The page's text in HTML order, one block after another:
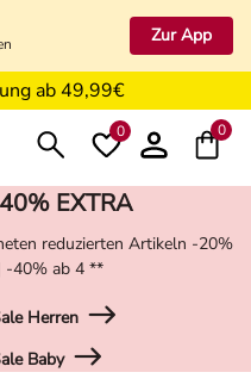
Zur App
in der Filiale
0 0
EXTRA
reduzierten Artikeln -20%
-40% ab 4 **
Herren
Baby